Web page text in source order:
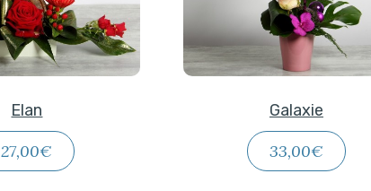
Elan
27,00€
Galaxie
33,00€